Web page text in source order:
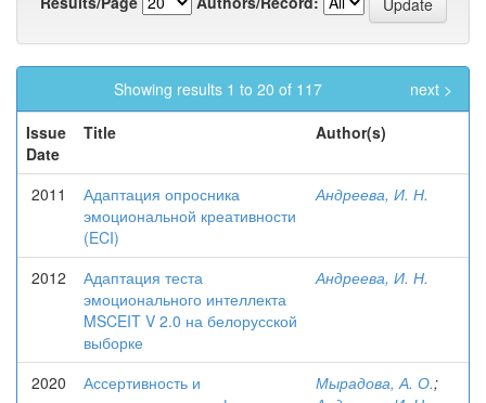
Showing results 1 to 20 of 117
next >
Issue
Date
Title Author(s)
2011
Адаптация опросника
эмоциональной креативности
(ECI)
Андреева, И. Н.
2012
Адаптация теста
эмоционального интеллекта
MSCEIT V 2.0 на белорусской
выборке
Андреева, И. Н.
2020
Ассертивность и
Мырадова, А. О.;